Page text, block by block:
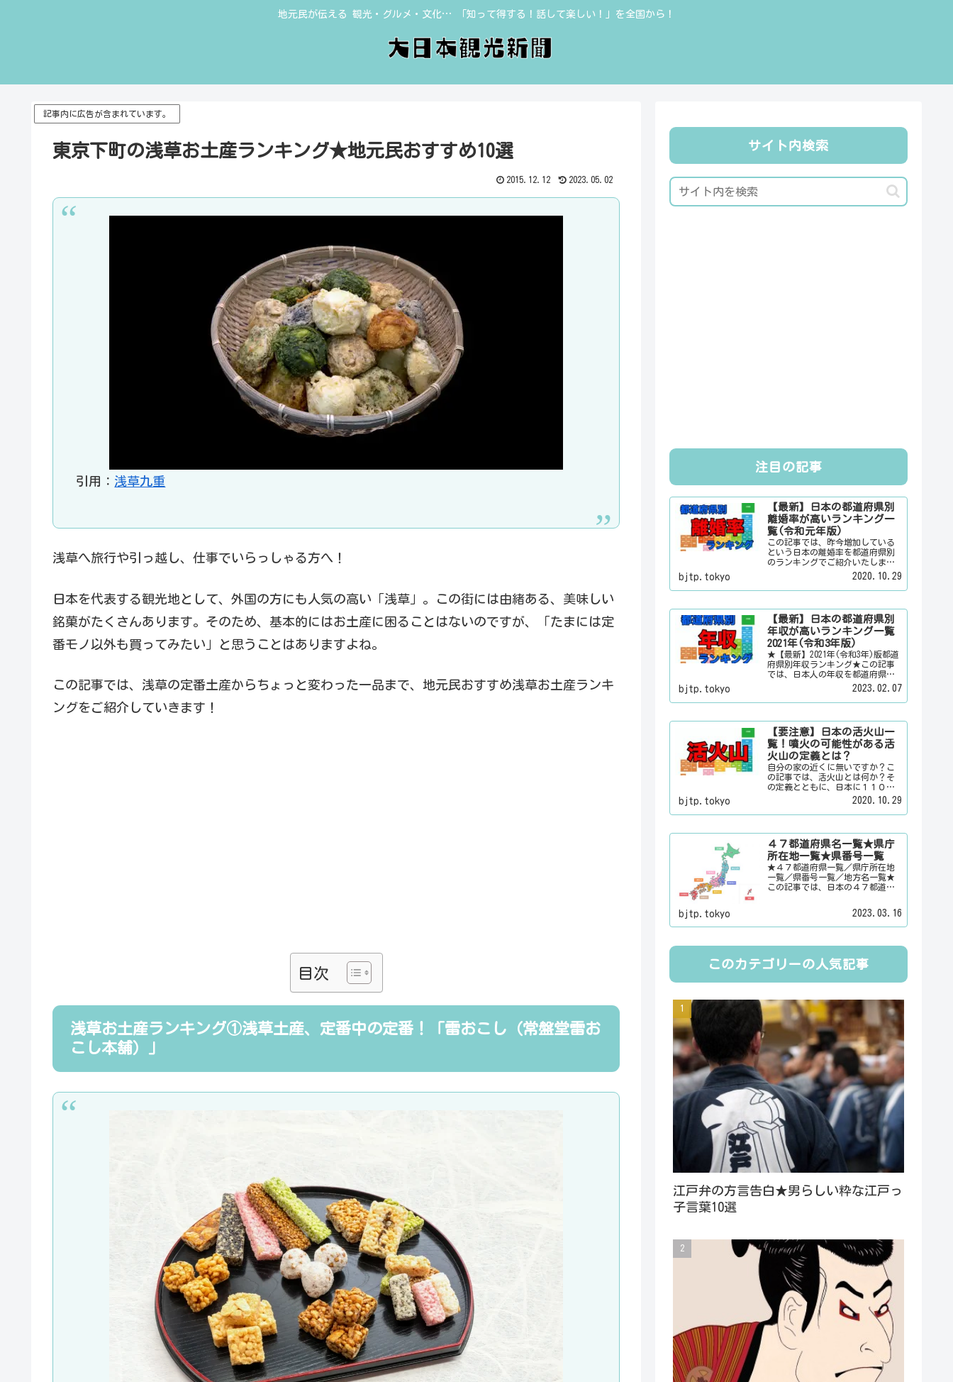
地元民が伝える 観光・グルメ・文化… 「知って得する！話して楽しい！」を全国から！
記事内に広告が含まれています。
東京下町の浅草お土産ランキング★地元民おすすめ10選
2015.12.12 2023.05.02
引用： 浅草九重
浅草へ旅行や引っ越し、仕事でいらっしゃる方へ！
日本を代表する観光地として、外国の方にも人気の高い「浅草」。この街には由緒ある、美味しい
銘菓がたくさんあります。そのため、基本的にはお土産に困ることはないのですが、「たまには定
番モノ以外も買ってみたい」と思うことはありますよね。
この記事では、浅草の定番土産からちょっと変わった一品まで、地元民おすすめ浅草お土産ランキ
ングをご紹介していきます！
目次
浅草お土産ランキング①浅草土産、定番中の定番！「雷おこし（常盤堂雷お
こし本舗）」
サイト内検索
注目の記事
【最新】日本の都道府県別
離婚率が高いランキング一
覧(令和元年版)
この記事では、昨今増加している
という日本の離婚率を都道府県別
のランキングでご紹介いたしま
す。日本人は３組に１組が離婚す
るというのは本当なのかその真偽
は？その他にも、大日本観光新聞
スポット・デートスポット・パワ
ースポット・心霊スポットなどの
各都道府県の観光情報・ローカル
情報を配信しています。
bjtp.tokyo 2020.10.29
【最新】日本の都道府県別
年収が高いランキング一覧
2021年(令和3年版)
★【最新】2021年(令和3年)版都道
府県別年収ランキング★この記事
では、日本人の年収を都道府県別
のランキングで「男女合計」「男
性のみ」「女性のみ」の３パター
ンでご紹介いたします。また、月
と平均の勤続年数についても表示
しています。
bjtp.tokyo 2023.02.07
【要注意】日本の活火山一
覧！噴火の可能性がある活
火山の定義とは？
自分の家の近くに無いですか？こ
の記事では、活火山とは何か？そ
の定義とともに、日本に１１０有
るという活火山を一覧でご紹介い
たします。その他にも、大日本観
光新聞では、方言・お土産・名
ト・パワースポット・心霊スポッ
トなどの各都道府県の観光情報・
ローカル情報を配信しています。
bjtp.tokyo 2020.10.29
４７都道府県名一覧★県庁
所在地一覧★県番号一覧
★４７都道府県一覧／県庁所在地
一覧／県番号一覧／地方名一覧★
この記事では、日本の４７都道府
す。それぞれの都道府県名、県庁
所在地、地方名のリンク先にはそ
います。
bjtp.tokyo 2023.03.16
このカテゴリーの人気記事
江戸弁の方言告白★男らしい粋な江戸っ
子言葉10選